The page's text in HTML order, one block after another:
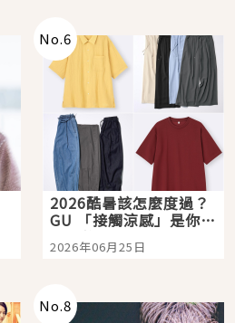
No.6
2026酷暑該怎麼度過？
GU 「接觸涼感」是你的
夏日救星
2026年06月25日
No.8